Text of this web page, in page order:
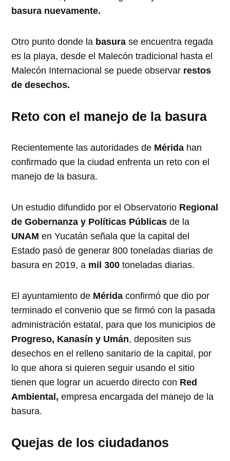
basura nuevamente.
Otro punto donde la basura se encuentra regada
es la playa, desde el Malecón tradicional hasta el
Malecón Internacional se puede observar restos
de desechos.
Reto con el manejo de la basura
Recientemente las autoridades de Mérida han
confirmado que la ciudad enfrenta un reto con el
manejo de la basura.
Un estudio difundido por el Observatorio Regional
de Gobernanza y Políticas Públicas de la
UNAM en Yucatán señala que la capital del
Estado pasó de generar 800 toneladas diarias de
basura en 2019, a mil 300 toneladas diarias.
El ayuntamiento de Mérida confirmó que dio por
terminado el convenio que se firmó con la pasada
administración estatal, para que los municipios de
Progreso, Kanasín y Umán, depositen sus
desechos en el relleno sanitario de la capital, por
lo que ahora si quieren seguir usando el sitio
tienen que lograr un acuerdo directo con Red
Ambiental, empresa encargada del manejo de la
basura.
Quejas de los ciudadanos